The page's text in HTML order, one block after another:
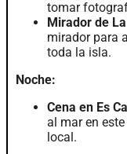
tomar
Mirador de
mirador para
toda la isla.
Noche:
Cena en Es
al mar en
local.